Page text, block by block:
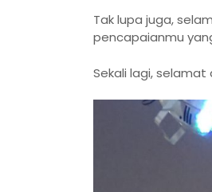
Tak lupa juga,
pencapaianmu
Sekali lagi,